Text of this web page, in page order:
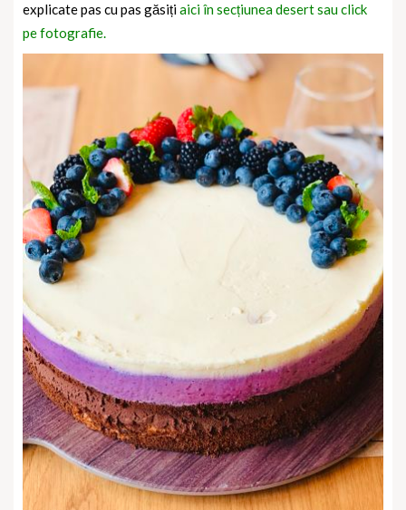
explicate pas cu pas găsițiaici în secțiunea desert sau click
pe fotografie.